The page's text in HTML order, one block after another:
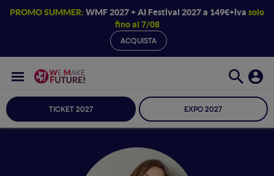
PROMO SUMMER: WMF 2027 + AI Festival 2027 a 149€+iva solo
fino al 7/08
ACQUISTA
TICKET 2027 EXPO 2027